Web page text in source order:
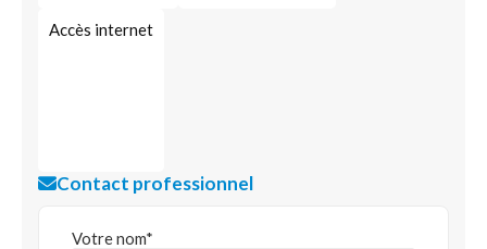
Accès internet
Contact professionnel
Votre nom*